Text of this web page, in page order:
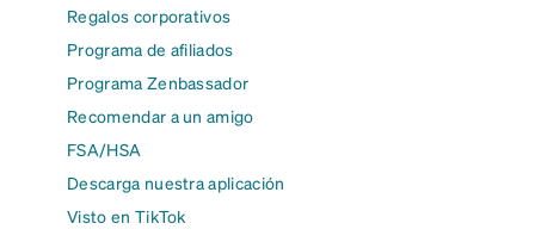
Regalos corporativos
Programa de afiliados
Programa Zenbassador
Recomendar a un amigo
FSA/HSA
Descarga nuestra aplicación
Visto en TikTok